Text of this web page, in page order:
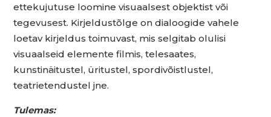
ettekujutuse loomine visuaalsest objektist või
tegevusest. Kirjeldustõlge on dialoogide vahele
loetav kirjeldus toimuvast, mis selgitab olulisi
visuaalseid elemente filmis, telesaates,
kunstinäitustel, üritustel, spordivõistlustel,
teatrietendustel jne.
Tulemas: